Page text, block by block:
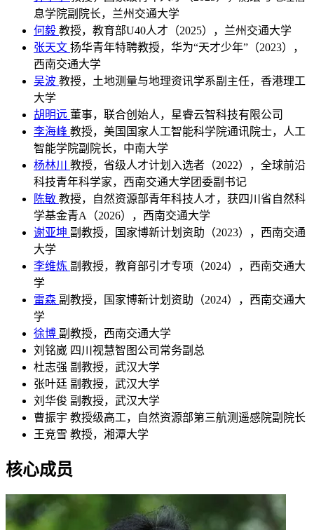
息学院副院长，兰州交通大学
何毅 教授，教育部U40人才（2025），兰州交通大学
张天文 扬华青年特聘教授，华为“天才少年”（2023），
西南交通大学
吴波 教授，土地测量与地理资讯学系副主任，香港理工
大学
胡明远 董事，联合创始人，星睿云智科技有限公司
李海峰 教授，美国国家人工智能科学院通讯院士，人工
智能学院副院长，中南大学
杨林川 教授，省级人才计划入选者（2022），全球前沿
科技青年科学家，西南交通大学团委副书记
陈敏 教授，自然资源部青年科技人才，获四川省自然科
学基金青A（2026），西南交通大学
谢亚坤 副教授，国家博新计划资助（2023），西南交通
大学
李维炼 副教授，教育部引才专项（2024），西南交通大
学
雷森 副教授，国家博新计划资助（2024），西南交通大
学
徐博 副教授，西南交通大学
刘铭崴 四川视慧智图公司常务副总
杜志强 副教授，武汉大学
张叶廷 副教授，武汉大学
刘华俊 副教授，武汉大学
曹振宇 教授级高工，自然资源部第三航测遥感院副院长
王竞雪 教授，湘潭大学
核心成员